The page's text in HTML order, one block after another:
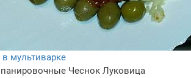
мультиварке
панировочные Чеснок Луковица